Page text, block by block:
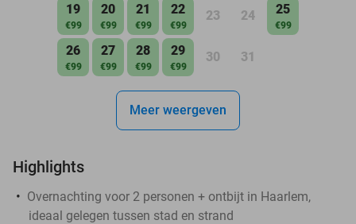
19
€99
20
€99
21
€99
22
€99
23 24 25
€99
26
€99
27
€99
28
€99
29
€99
30 31
Meer weergeven
Highlights
Overnachting voor 2 personen + ontbijt in Haarlem,
ideaal gelegen tussen stad en strand